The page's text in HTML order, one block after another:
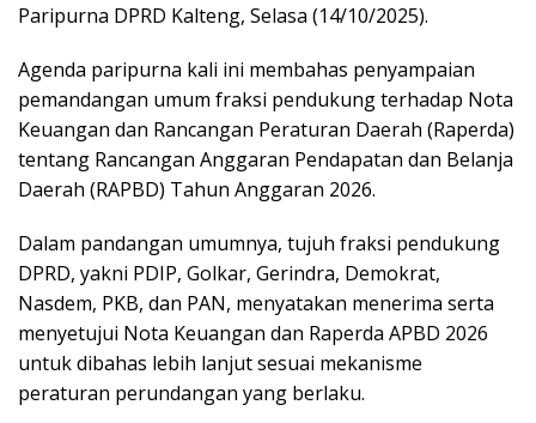
Paripurna DPRD Kalteng, Selasa (14/10/2025).
Agenda paripurna kali ini membahas penyampaian
pemandangan umum fraksi pendukung terhadap Nota
Keuangan dan Rancangan Peraturan Daerah (Raperda)
tentang Rancangan Anggaran Pendapatan dan Belanja
Daerah (RAPBD) Tahun Anggaran 2026.
Dalam pandangan umumnya, tujuh fraksi pendukung
DPRD, yakni PDIP, Golkar, Gerindra, Demokrat,
Nasdem, PKB, dan PAN, menyatakan menerima serta
menyetujui Nota Keuangan dan Raperda APBD 2026
untuk dibahas lebih lanjut sesuai mekanisme
peraturan perundangan yang berlaku.